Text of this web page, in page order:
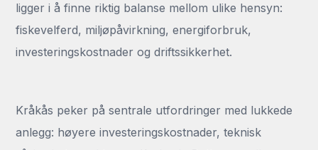
ligger i å finne riktig balanse mellom ulike hensyn:
fiskevelferd, miljøpåvirkning, energiforbruk,
investeringskostnader og driftssikkerhet.
Kråkås peker på sentrale utfordringer med lukkede
anlegg: høyere investeringskostnader, teknisk